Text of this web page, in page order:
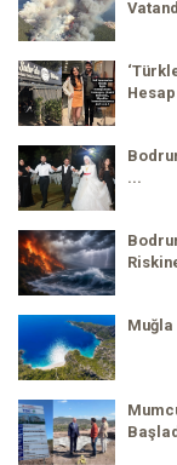
...
Muğla